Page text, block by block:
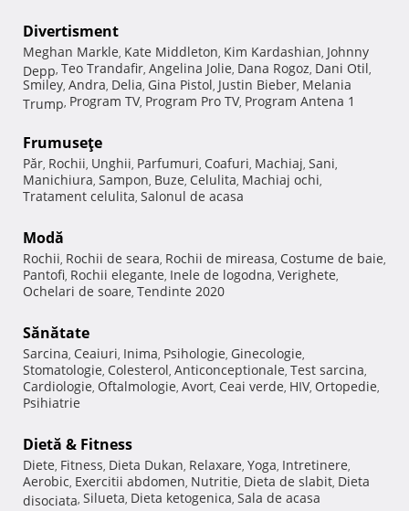
Divertisment
Meghan Markle, Kate Middleton, Kim Kardashian, Johnny
Depp, Teo Trandafir, Angelina Jolie, Dana Rogoz, Dani Otil,
Smiley, Andra, Delia, Gina Pistol, Justin Bieber, Melania
Trump, Program TV, Program Pro TV, Program Antena 1
Frumuseţe
Păr, Rochii, Unghii, Parfumuri, Coafuri, Machiaj, Sani,
Manichiura, Sampon, Buze, Celulita, Machiaj ochi,
Tratament celulita, Salonul de acasa
Modă
Rochii, Rochii de seara, Rochii de mireasa, Costume de baie,
Pantofi, Rochii elegante, Inele de logodna, Verighete,
Ochelari de soare, Tendinte 2020
Sănătate
Sarcina, Ceaiuri, Inima, Psihologie, Ginecologie,
Stomatologie, Colesterol, Anticonceptionale, Test sarcina,
Cardiologie, Oftalmologie, Avort, Ceai verde, HIV, Ortopedie,
Psihiatrie
Dietă & Fitness
Diete, Fitness, Dieta Dukan, Relaxare, Yoga, Intretinere,
Aerobic, Exercitii abdomen, Nutritie, Dieta de slabit, Dieta
disociata, Silueta, Dieta ketogenica, Sala de acasa